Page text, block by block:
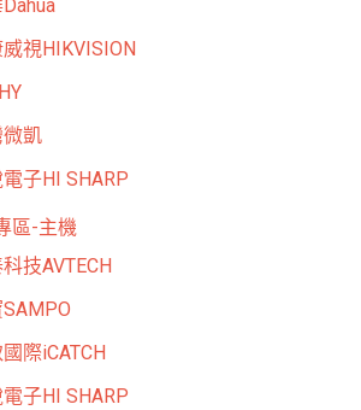
視HIKVISION
凱
子HI SHARP
區-主機
技AVTECH
際iCATCH
子HI SHARP